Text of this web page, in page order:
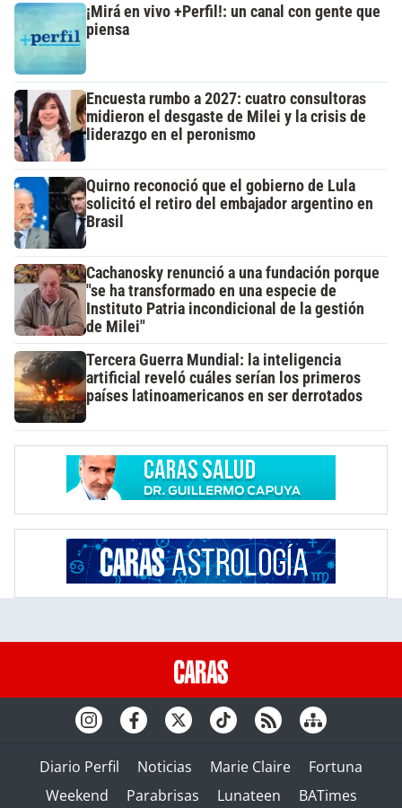
¡Mirá en vivo +Perfil!: un canal con gente que
piensa
Encuesta rumbo a 2027: cuatro consultoras
midieron el desgaste de Milei y la crisis de
liderazgo en el peronismo
Quirno reconoció que el gobierno de Lula
solicitó el retiro del embajador argentino en
Brasil
Cachanosky renunció a una fundación porque
"se ha transformado en una especie de
Instituto Patria incondicional de la gestión
de Milei"
Tercera Guerra Mundial: la inteligencia
artificial reveló cuáles serían los primeros
países latinoamericanos en ser derrotados
Diario Perfil Noticias Marie Claire
Fortuna
Weekend
Parabrisas Lunateen BATimes